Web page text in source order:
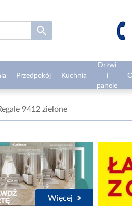
Przedpokój Kuchnia
Drzwi
i
panele
9412 zielone
Więcej